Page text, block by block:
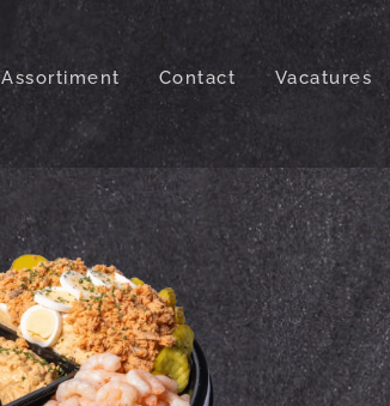
Assortiment Contact Vacatures